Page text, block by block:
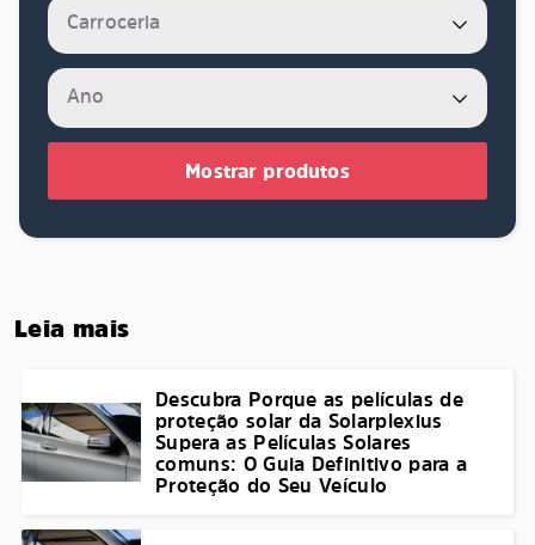
Mostrar produtos
Leia mais
Descubra Porque as películas de
proteção solar da Solarplexius
Supera as Películas Solares
comuns: O Guia Definitivo para a
Proteção do Seu Veículo